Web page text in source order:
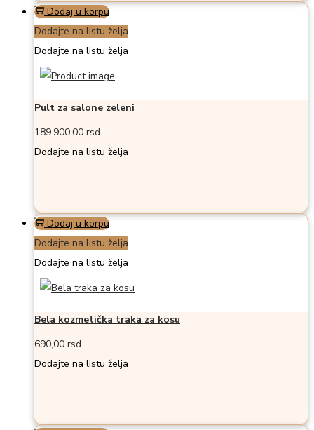
Dodaj u korpu
Dodajte na listu želja
Dodajte na listu želja
Pult za salone zeleni
189.900,00 rsd
Dodajte na listu želja
Dodaj u korpu
Dodajte na listu želja
Dodajte na listu želja
Bela kozmetička traka za kosu
690,00 rsd
Dodajte na listu želja